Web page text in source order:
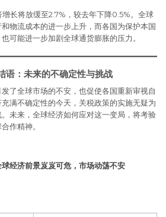
长将放缓至2.7%，较去年下降0.5%。全球
物流成本的进一步上升，而各国为保护本国
可能进一步加剧全球通货膨胀的压力。
语：未来的不确定性与挑战
了全球市场的不安，也促使各国重新审视自
满不确定性的今天，关税政策的实施无疑为
未来，全球经济如何应对这一变局，将考验
作精神。
经济前景岌岌可危，市场动荡不安